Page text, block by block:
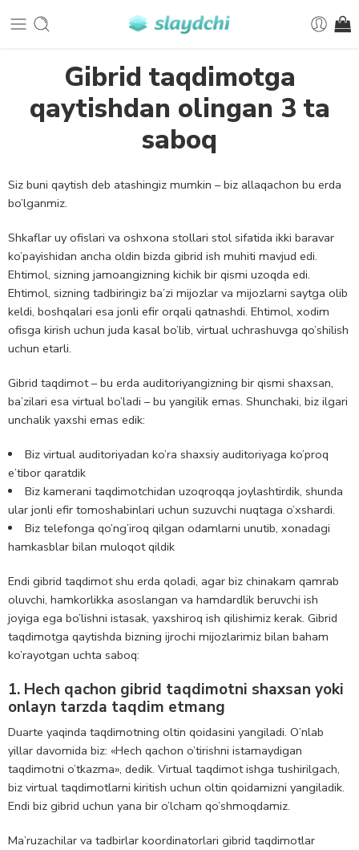
Gibrid taqdimotga
qaytishdan olingan 3 ta
saboq
Siz buni qaytish deb atashingiz mumkin – biz allaqachon bu erda
bo’lganmiz.
Shkaflar uy ofislari va oshxona stollari stol sifatida ikki baravar
ko’payishidan ancha oldin bizda gibrid ish muhiti mavjud edi.
Ehtimol, sizning jamoangizning kichik bir qismi uzoqda edi.
Ehtimol, sizning tadbiringiz ba’zi mijozlar va mijozlarni saytga olib
keldi, boshqalari esa jonli efir orqali qatnashdi. Ehtimol, xodim
ofisga kirish uchun juda kasal bo’lib, virtual uchrashuvga qo’shilish
uchun etarli.
Gibrid taqdimot – bu erda auditoriyangizning bir qismi shaxsan,
ba’zilari esa virtual bo’ladi – bu yangilik emas. Shunchaki, biz ilgari
unchalik yaxshi emas edik:
Biz virtual auditoriyadan ko’ra shaxsiy auditoriyaga ko’proq
e’tibor qaratdik
Biz kamerani taqdimotchidan uzoqroqqa joylashtirdik, shunda
ular jonli efir tomoshabinlari uchun suzuvchi nuqtaga o’xshardi.
Biz telefonga qo’ng’iroq qilgan odamlarni unutib, xonadagi
hamkasblar bilan muloqot qildik
Endi gibrid taqdimot shu erda qoladi, agar biz chinakam qamrab
oluvchi, hamkorlikka asoslangan va hamdardlik beruvchi ish
joyiga ega bo’lishni istasak, yaxshiroq ish qilishimiz kerak. Gibrid
taqdimotga qaytishda bizning ijrochi mijozlarimiz bilan baham
ko’rayotgan uchta saboq:
1. Hech qachon gibrid taqdimotni shaxsan yoki
onlayn tarzda taqdim etmang
Duarte yaqinda taqdimotning oltin qoidasini yangiladi. O’nlab
yillar davomida biz: «Hech qachon o’tirishni istamaydigan
taqdimotni o’tkazma», dedik. Virtual taqdimot ishga tushirilgach,
biz virtual taqdimotlarni kiritish uchun oltin qoidamizni yangiladik.
Endi biz gibrid uchun yana bir o’lcham qo’shmoqdamiz.
Ma’ruzachilar va tadbirlar koordinatorlari gibrid taqdimotlar